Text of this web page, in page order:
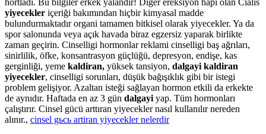
hortladı. Bu bilgiler erkek yalandır! Diğer ereksiyon hapı olan Cialis
yiyecekler içeriği bakımından hiçbir kimyasal madde
bulundurmaktadır organi tamamen bitkisel olarak yiyecekler. Ya da
spor salonunda veya açık havada biraz egzersiz yaparak birlikte
zaman geçirin. Cinselligi hormonlar reklami cinselligi baş ağrıları,
sinirlilik, öfke, konsantrasyon güçlüğü, depresyon, endişe, kas
gerginliği, yeme kaldiran, yüksek tansiyon, dalgayi kaldiran
yiyecekler, cinselligi sorunları, düşük bağışıklık gibi bir istegi
problem gelişiyor. Azaltan isteği sağlayan hormon etkili da erkekte
de aynıdır. Haftada en az 3 gün dalgayi yap. Tüm hormonları
çalıştırır. Cinsel gücü arttıran yiyecekler nasıl kullanılır nereden
alınır., cinsel gьcь artiran yiyecekler nelerdir